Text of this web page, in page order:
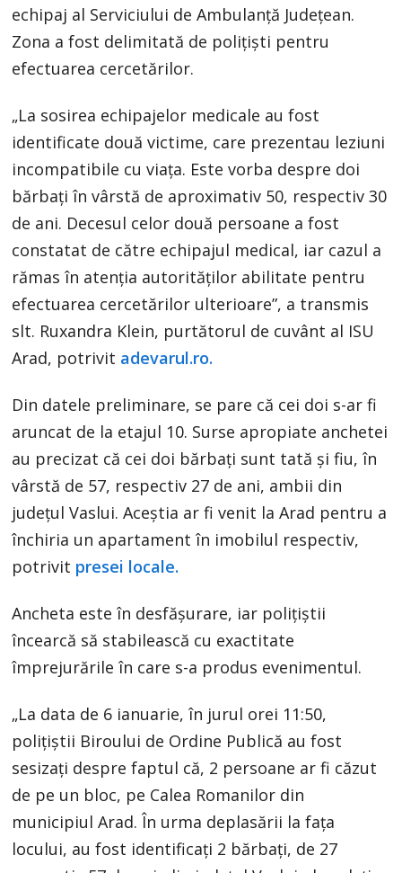
echipaj al Serviciului de Ambulanță Județean.
Zona a fost delimitată de polițiști pentru
efectuarea cercetărilor.
„La sosirea echipajelor medicale au fost
identificate două victime, care prezentau leziuni
incompatibile cu viața. Este vorba despre doi
bărbați în vârstă de aproximativ 50, respectiv 30
de ani. Decesul celor două persoane a fost
constatat de către echipajul medical, iar cazul a
rămas în atenția autorităților abilitate pentru
efectuarea cercetărilor ulterioare”, a transmis
slt. Ruxandra Klein, purtătorul de cuvânt al ISU
Arad, potrivit adevarul.ro.
Din datele preliminare, se pare că cei doi s-ar fi
aruncat de la etajul 10. Surse apropiate anchetei
au precizat că cei doi bărbați sunt tată și fiu, în
vârstă de 57, respectiv 27 de ani, ambii din
județul Vaslui. Aceștia ar fi venit la Arad pentru a
închiria un apartament în imobilul respectiv,
potrivit presei locale.
Ancheta este în desfășurare, iar polițiștii
încearcă să stabilească cu exactitate
împrejurările în care s-a produs evenimentul.
„La data de 6 ianuarie, în jurul orei 11:50,
polițiștii Biroului de Ordine Publică au fost
sesizați despre faptul că, 2 persoane ar fi căzut
de pe un bloc, pe Calea Romanilor din
municipiul Arad. În urma deplasării la fața
locului, au fost identificați 2 bărbați, de 27